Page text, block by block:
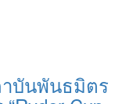
บันพันธมิตร